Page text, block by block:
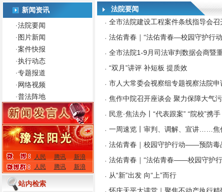
裁判文书 法律文库
新闻资讯
·法院要闻
· 图片新闻
·案件快报
·执行动态
·专题报道
·网络视频
·普法阵地
人民 腾讯
新浪
人民
腾讯 新浪
站内检索
法院要闻
· 全市法院建设工程案件条线指导会召
· 法佑青春｜“法佑青春—校园守护行
· 全市法院1-9月司法审判数据会商暨
· “双月”讲评 补短板 提质效
· 市人大常委会视察组专题视察法院申
· 焦作中院召开座谈会 聚力保障大气
· 民意·焦法办丨“代表跟案” “院校”携
· 一周速览丨审判、调解、宣讲……
· 法佑青春｜校园守护行动——预防毒
· 法佑青春｜“法佑青春——校园守护
· 从“新”出发 向“上”而行